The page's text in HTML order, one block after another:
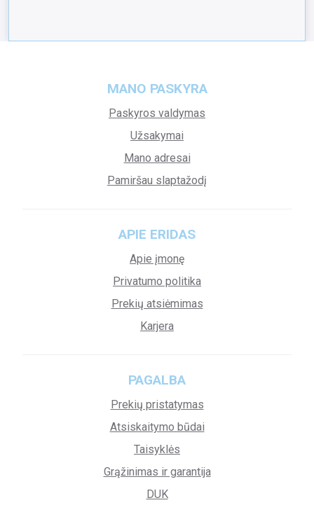
MANO PASKYRA
Paskyros valdymas
Užsakymai
Mano adresai
Pamiršau slaptažodį
APIE ERIDAS
Apie įmonę
Privatumo politika
Prekių atsiėmimas
Karjera
PAGALBA
Prekių pristatymas
Atsiskaitymo būdai
Taisyklės
Grąžinimas ir garantija
DUK